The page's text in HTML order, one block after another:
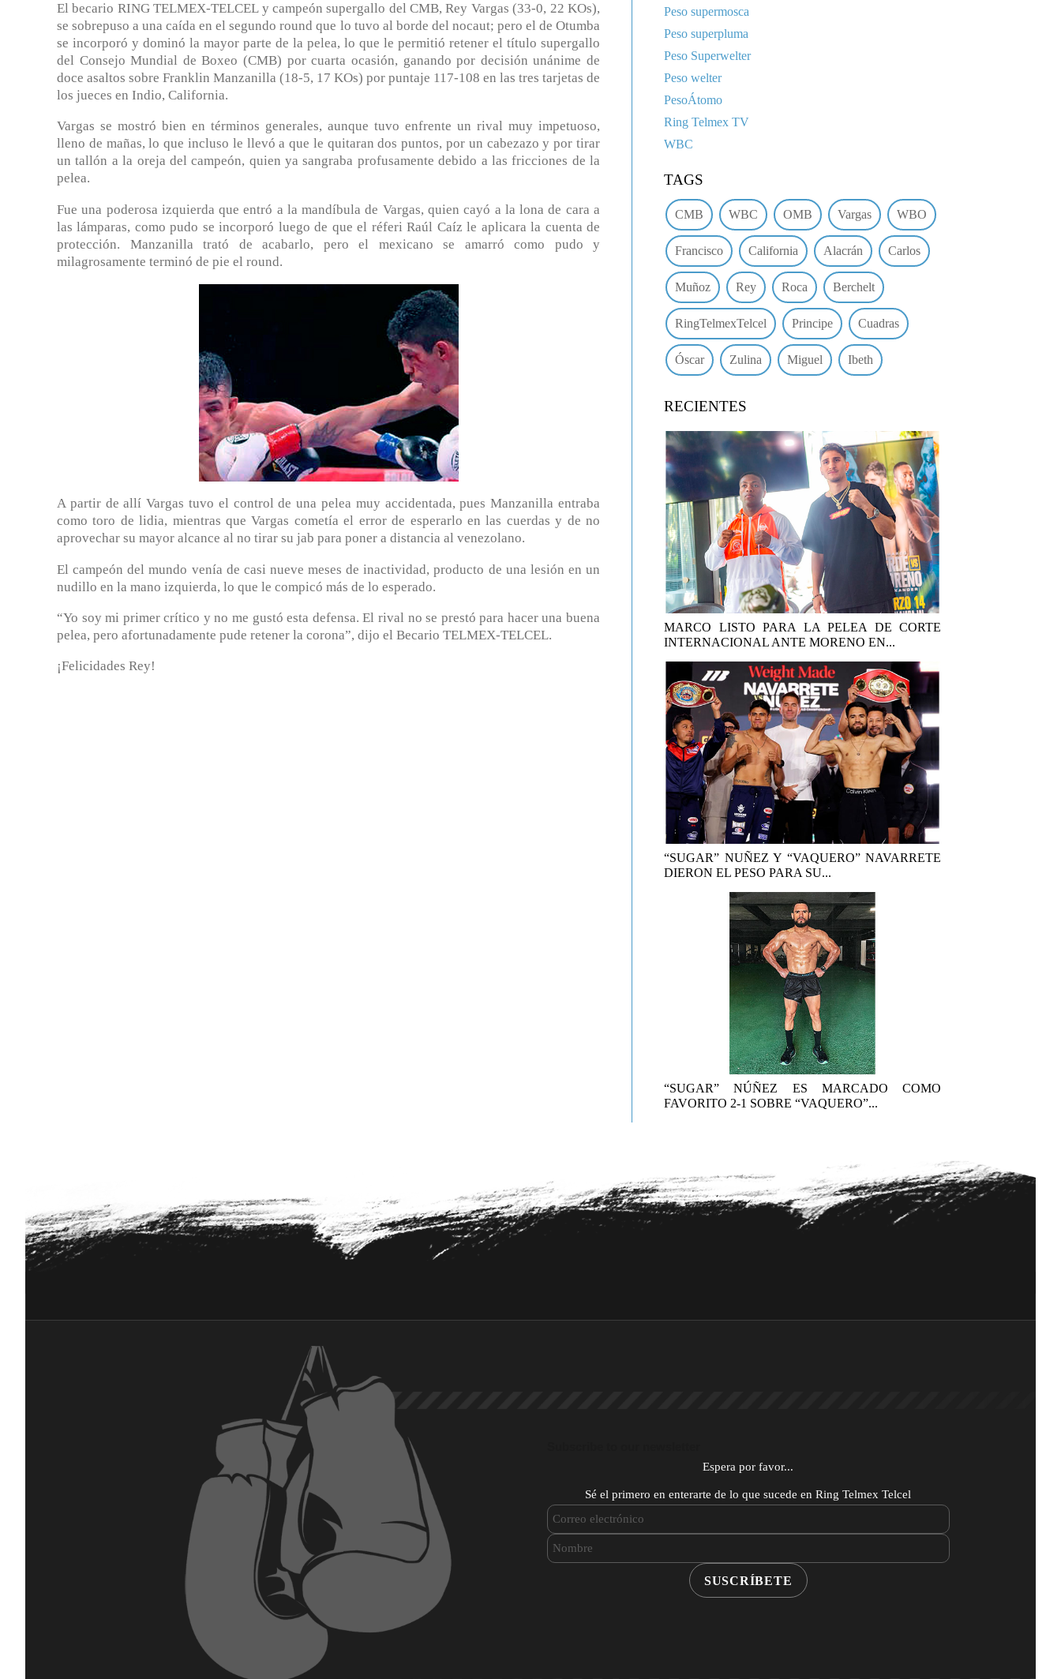
El becario RING TELMEX-TELCEL y campeón supergallo del CMB, Rey Vargas (33-0, 22 KOs),
se sobrepuso a una caída en el segundo round que lo tuvo al borde del nocaut; pero el de Otumba
se incorporó y dominó la mayor parte de la pelea, lo que le permitió retener el título supergallo
del Consejo Mundial de Boxeo (CMB) por cuarta ocasión, ganando por decisión unánime de
doce asaltos sobre Franklin Manzanilla (18-5, 17 KOs) por puntaje 117-108 en las tres tarjetas de
los jueces en Indio, California.
Vargas se mostró bien en términos generales, aunque tuvo enfrente un rival muy impetuoso,
lleno de mañas, lo que incluso le llevó a que le quitaran dos puntos, por un cabezazo y por tirar
un tallón a la oreja del campeón, quien ya sangraba profusamente debido a las fricciones de la
pelea.
Fue una poderosa izquierda que entró a la mandíbula de Vargas, quien cayó a la lona de cara a
las lámparas, como pudo se incorporó luego de que el réferi Raúl Caíz le aplicara la cuenta de
protección. Manzanilla trató de acabarlo, pero el mexicano se amarró como pudo y
milagrosamente terminó de pie el round.
A partir de allí Vargas tuvo el control de una pelea muy accidentada, pues Manzanilla entraba
como toro de lidia, mientras que Vargas cometía el error de esperarlo en las cuerdas y de no
aprovechar su mayor alcance al no tirar su jab para poner a distancia al venezolano.
El campeón del mundo venía de casi nueve meses de inactividad, producto de una lesión en un
nudillo en la mano izquierda, lo que le compicó más de lo esperado.
“Yo soy mi primer crítico y no me gustó esta defensa. El rival no se prestó para hacer una buena
pelea, pero afortunadamente pude retener la corona”, dijo el Becario TELMEX-TELCEL.
¡Felicidades Rey!
Peso supermosca
Peso superpluma
Peso Superwelter
Peso welter
PesoÁtomo
Ring Telmex TV
WBC
TAGS
CMB WBC OMB Vargas WBO
Francisco California Alacrán Carlos
Muñoz Rey Roca Berchelt
RingTelmexTelcel Principe Cuadras
Óscar Zulina Miguel Ibeth
RECIENTES
MARCO LISTO PARA LA PELEA DE CORTE
INTERNACIONAL ANTE MORENO EN...
“SUGAR” NUÑEZ Y “VAQUERO” NAVARRETE
DIERON EL PESO PARA SU...
“SUGAR” NÚÑEZ ES MARCADO COMO
FAVORITO 2-1 SOBRE “VAQUERO”...
Espera por favor...
Sé el primero en enterarte de lo que sucede en Ring Telmex Telcel